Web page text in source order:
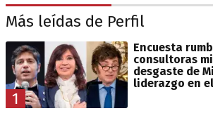
Más leídas de Perfil
1
Encuesta
consultoras
desgaste de
liderazgo en